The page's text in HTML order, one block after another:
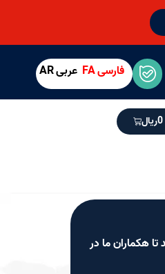
فارسیFA عربیAR
0ریال
هکماران ما در